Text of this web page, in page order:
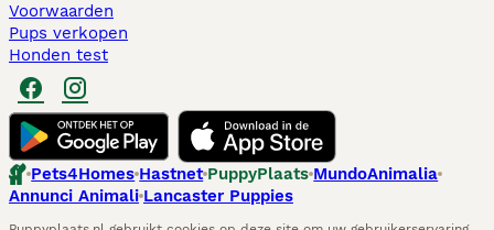
Voorwaarden
Pups verkopen
Honden test
Pets4Homes Hastnet PuppyPlaats MundoAnimalia
Annunci Animali Lancaster Puppies